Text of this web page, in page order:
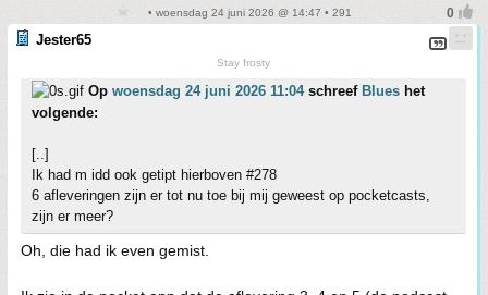
• woensdag 24 juni 2026 @ 14:47 • 291
Jester65
Stay frosty
Op woensdag 24 juni 2026 11:04schreef Blues het
volgende:
[..]
Ik had m idd ook getipt hierboven #278
6 afleveringen zijn er tot nu toe bij mij geweest op pocketcasts,
zijn er meer?
Oh, die had ik even gemist.